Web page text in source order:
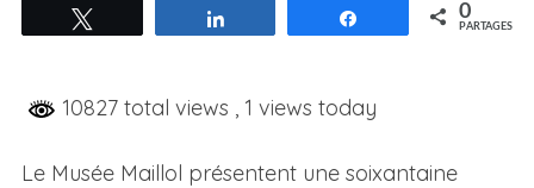
Partagez 0
PARTAGES
10827 total views , 1 views today
Le Musée Maillol présentent une soixantaine